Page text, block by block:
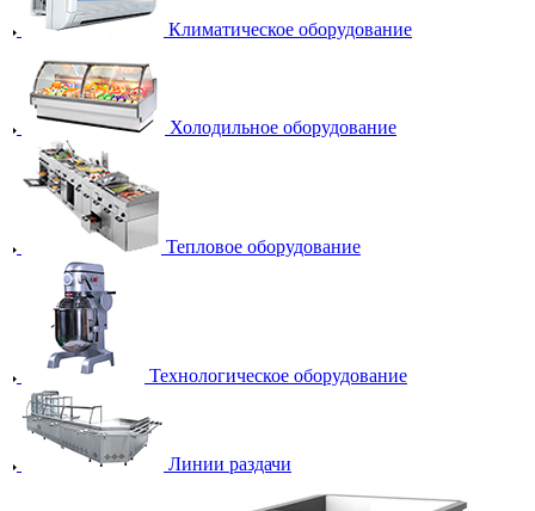
Климатическое оборудование
Холодильное оборудование
Тепловое оборудование
Технологическое оборудование
Линии раздачи